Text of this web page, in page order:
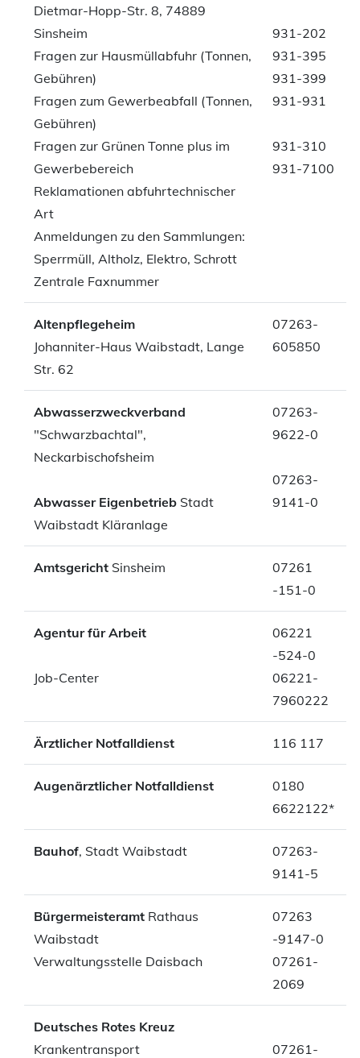
Dietmar-Hopp-Str. 8, 74889
Sinsheim
Fragen zur Hausmüllabfuhr (Tonnen,
Gebühren)
Fragen zum Gewerbeabfall (Tonnen,
Gebühren)
Fragen zur Grünen Tonne plus im
Gewerbebereich
Reklamationen abfuhrtechnischer
Art
Anmeldungen zu den Sammlungen:
Sperrmüll, Altholz, Elektro, Schrott
Zentrale Faxnummer
931-202
931-395
931-399
931-931
931-310
931-7100
Altenpflegeheim
Johanniter-Haus Waibstadt, Lange
Str. 62
07263-
605850
Abwasserzweckverband
"Schwarzbachtal",
Neckarbischofsheim
Abwasser Eigenbetrieb Stadt
Waibstadt Kläranlage
07263-
9622-0
07263-
9141-0
Amtsgericht Sinsheim
07261
-151-0
Agentur für Arbeit
Job-Center
06221
-524-0
06221-
7960222
Ärztlicher Notfalldienst 116 117
Augenärztlicher Notfalldienst
0180
6622122*
Bauhof, Stadt Waibstadt
07263-
9141-5
Bürgermeisteramt Rathaus
Waibstadt
Verwaltungsstelle Daisbach
07263
-9147-0
07261-
2069
Deutsches Rotes Kreuz
Krankentransport
07261-